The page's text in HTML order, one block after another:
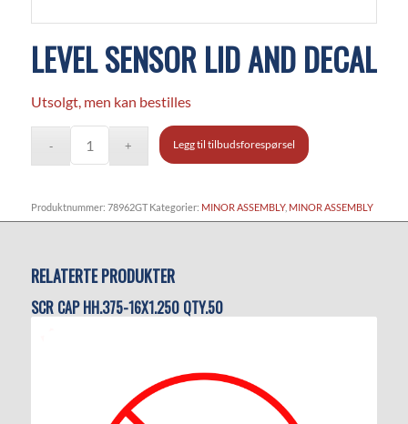
LEVEL SENSOR LID AND DECAL
Utsolgt, men kan bestilles
Legg til tilbudsforespørsel
Produktnummer: 78962GT Kategorier: MINOR ASSEMBLY, MINOR ASSEMBLY
RELATERTE PRODUKTER
SCR CAP HH.375-16X1.250 QTY.50